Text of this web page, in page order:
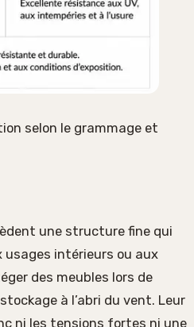
selon le grammage et
une structure fine qui
usages intérieurs ou aux
des meubles lors de
à l’abri du vent. Leur
ni les tensions fortes ni une